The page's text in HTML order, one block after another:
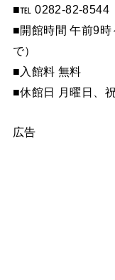
■℡ 0282-82-8544
■開館時間 午前9時
で）
■入館料 無料
■休館日 月曜日、
広告